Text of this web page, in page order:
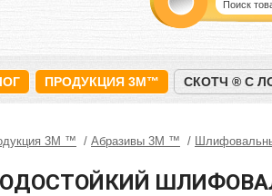
ПРОДУКЦИЯ 3M™ СКОТЧ ® С
3M ™ Абразивы 3М ™